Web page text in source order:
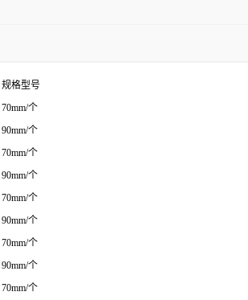
规格型号
70mm/个
90mm/个
70mm/个
90mm/个
70mm/个
90mm/个
70mm/个
90mm/个
70mm/个